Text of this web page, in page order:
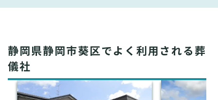
静岡県静岡市葵区でよく利用される葬
儀社